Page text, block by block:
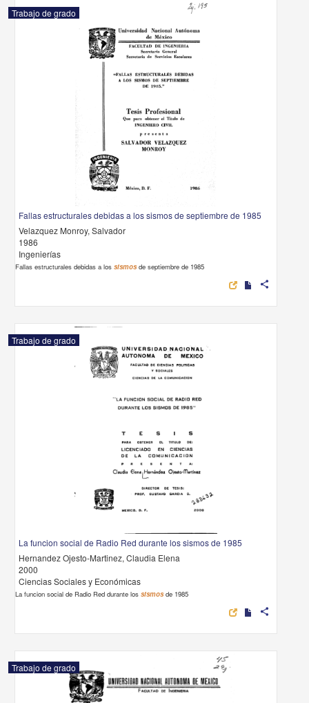
Trabajo de grado
Fallas estructurales debidas a los sismos de septiembre de 1985
Velazquez Monroy, Salvador
1986
Ingenierías
Fallas estructurales debidas a lossismosde septiembre de 1985
share
Trabajo de grado
La funcion social de Radio Red durante los sismos de 1985
Hernandez Ojesto-Martinez, Claudia Elena
2000
Ciencias Sociales y Económicas
La funcion social de Radio Red durante lossismosde 1985
share
Trabajo de grado